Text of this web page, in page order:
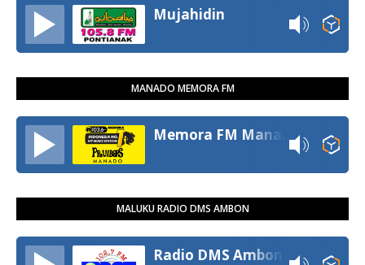
Mujahidin
MANADO MEMORA FM
MALUKU RADIO DMS AMBON
Radio DMS Ambon